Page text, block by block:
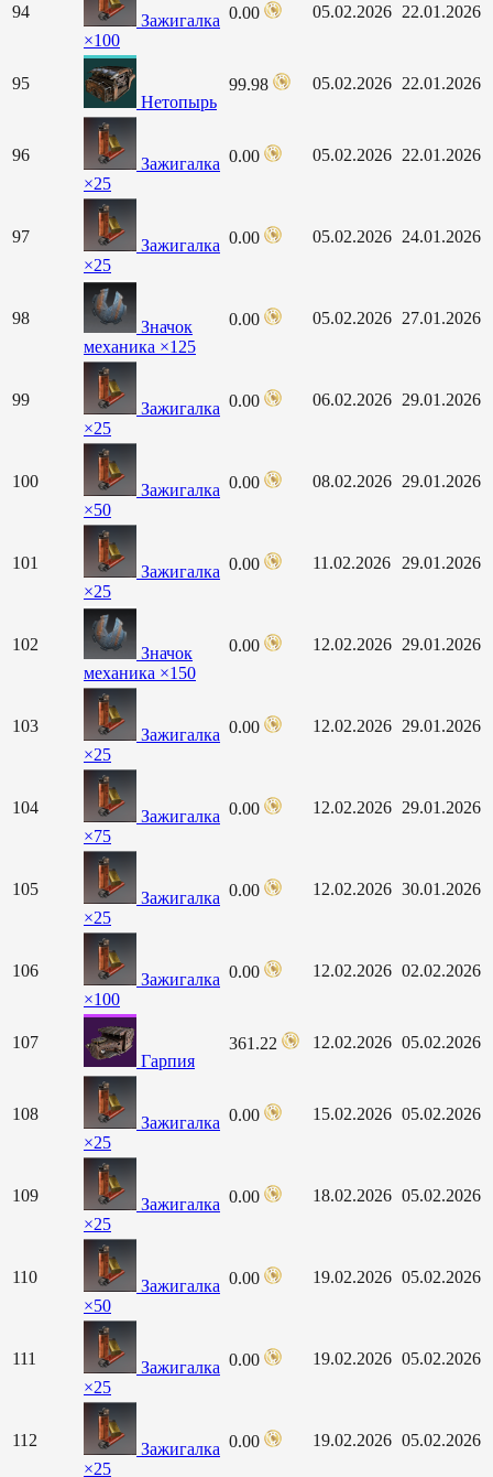
94
Зажигалка
×100
0.00 05.02.2026 22.01.2026
95
Нетопырь
99.98 05.02.2026 22.01.2026
96
Зажигалка
×25
0.00 05.02.2026 22.01.2026
97
Зажигалка
×25
0.00 05.02.2026 24.01.2026
98
Значок
механика ×125
0.00 05.02.2026 27.01.2026
99
Зажигалка
×25
0.00 06.02.2026 29.01.2026
100
Зажигалка
×50
0.00 08.02.2026 29.01.2026
101
Зажигалка
×25
0.00 11.02.2026 29.01.2026
102
Значок
механика ×150
0.00 12.02.2026 29.01.2026
103
Зажигалка
×25
0.00 12.02.2026 29.01.2026
104
Зажигалка
×75
0.00 12.02.2026 29.01.2026
105
Зажигалка
×25
0.00 12.02.2026 30.01.2026
106
Зажигалка
×100
0.00 12.02.2026 02.02.2026
107
Гарпия
361.22 12.02.2026 05.02.2026
108
Зажигалка
×25
0.00 15.02.2026 05.02.2026
109
Зажигалка
×25
0.00 18.02.2026 05.02.2026
110
Зажигалка
×50
0.00 19.02.2026 05.02.2026
111
Зажигалка
×25
0.00 19.02.2026 05.02.2026
112
Зажигалка
×25
0.00 19.02.2026 05.02.2026